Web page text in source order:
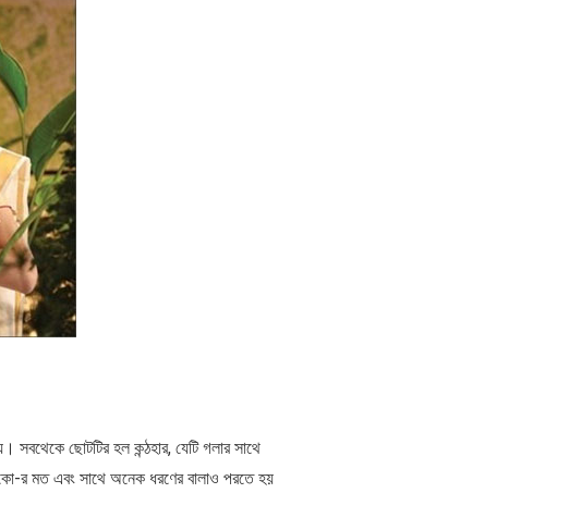
সবথেকে ছোটটির হল কন্ঠহার, যেটি গলার সাথে
মত এবং সাথে অনেক ধরণের বালাও পরতে হয়